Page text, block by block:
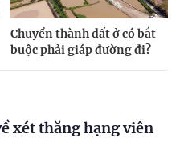
Chuyển thành đất ở có bắt
buộc phải giáp đường đi?
xét thăng hạng viên